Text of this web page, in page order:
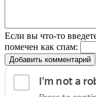
Если вы что-то
помечен как спам:
Добавить комментарий